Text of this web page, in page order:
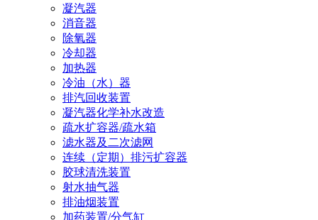
凝汽器
消音器
除氧器
冷却器
加热器
冷油（水）器
排汽回收装置
凝汽器化学补水改造
疏水扩容器/疏水箱
滤水器及二次滤网
连续（定期）排污扩容器
胶球清洗装置
射水抽气器
排油烟装置
加药装置/分气缸